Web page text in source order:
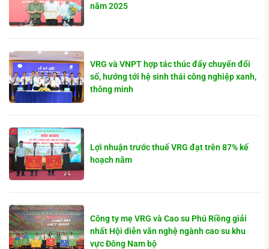
năm 2025
VRG và VNPT hợp tác thúc đẩy chuyển đổi
số, hướng tới hệ sinh thái công nghiệp xanh,
thông minh
Lợi nhuận trước thuế VRG đạt trên 87% kế
hoạch năm
Công ty mẹ VRG và Cao su Phú Riềng giải
nhất Hội diễn văn nghệ ngành cao su khu
vực Đông Nam bộ